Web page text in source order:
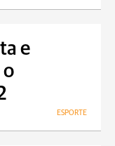
e
o
ESPORTE